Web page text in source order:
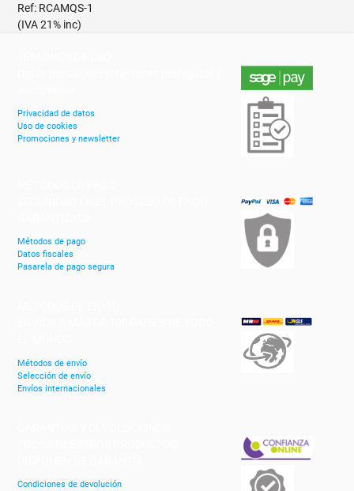
Ref: RCAMQS-1
(IVA 21% inc)
Privacidad de datos
Uso de cookies
Promociones y newsletter
Métodos de pago
Datos fiscales
Pasarela de pago segura
Métodos de envío
Selección de envío
Envíos internacionales
Condiciones de devolución